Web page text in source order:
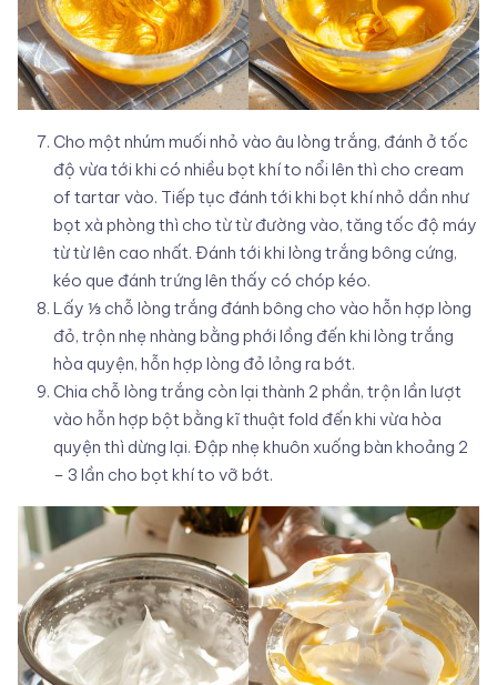
Cho một nhúm muối nhỏ vào âu lòng trắng, đánh ở tốc
độ vừa tới khi có nhiều bọt khí to nổi lên thì cho cream
of tartar vào. Tiếp tục đánh tới khi bọt khí nhỏ dần như
bọt xà phòng thì cho từ từ đường vào, tăng tốc độ máy
từ từ lên cao nhất. Đánh tới khi lòng trắng bông cứng,
kéo que đánh trứng lên thấy có chóp kéo.
Lấy ⅓ chỗ lòng trắng đánh bông cho vào hỗn hợp lòng
đỏ, trộn nhẹ nhàng bằng phới lồng đến khi lòng trắng
hòa quyện, hỗn hợp lòng đỏ lỏng ra bớt.
Chia chỗ lòng trắng còn lại thành 2 phần, trộn lần lượt
vào hỗn hợp bột bằng kĩ thuật fold đến khi vừa hòa
quyện thì dừng lại. Đập nhẹ khuôn xuống bàn khoảng 2
– 3 lần cho bọt khí to vỡ bớt.